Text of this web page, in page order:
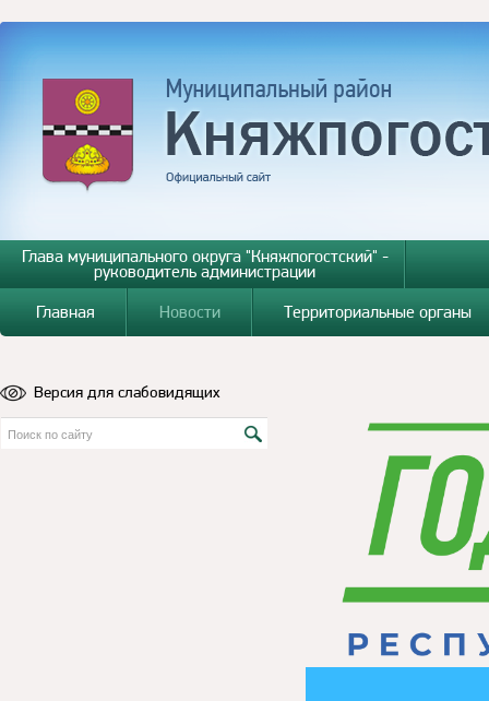
Глава муниципального округа "Княжпогостский" -
руководитель администрации
Главная
Новости Территориальные органы
Версия для слабовидящих